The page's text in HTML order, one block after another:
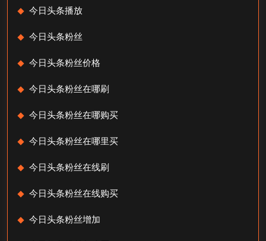
今日头条播放
今日头条粉丝
今日头条粉丝价格
今日头条粉丝在哪刷
今日头条粉丝在哪购买
今日头条粉丝在哪里买
今日头条粉丝在线刷
今日头条粉丝在线购买
今日头条粉丝增加